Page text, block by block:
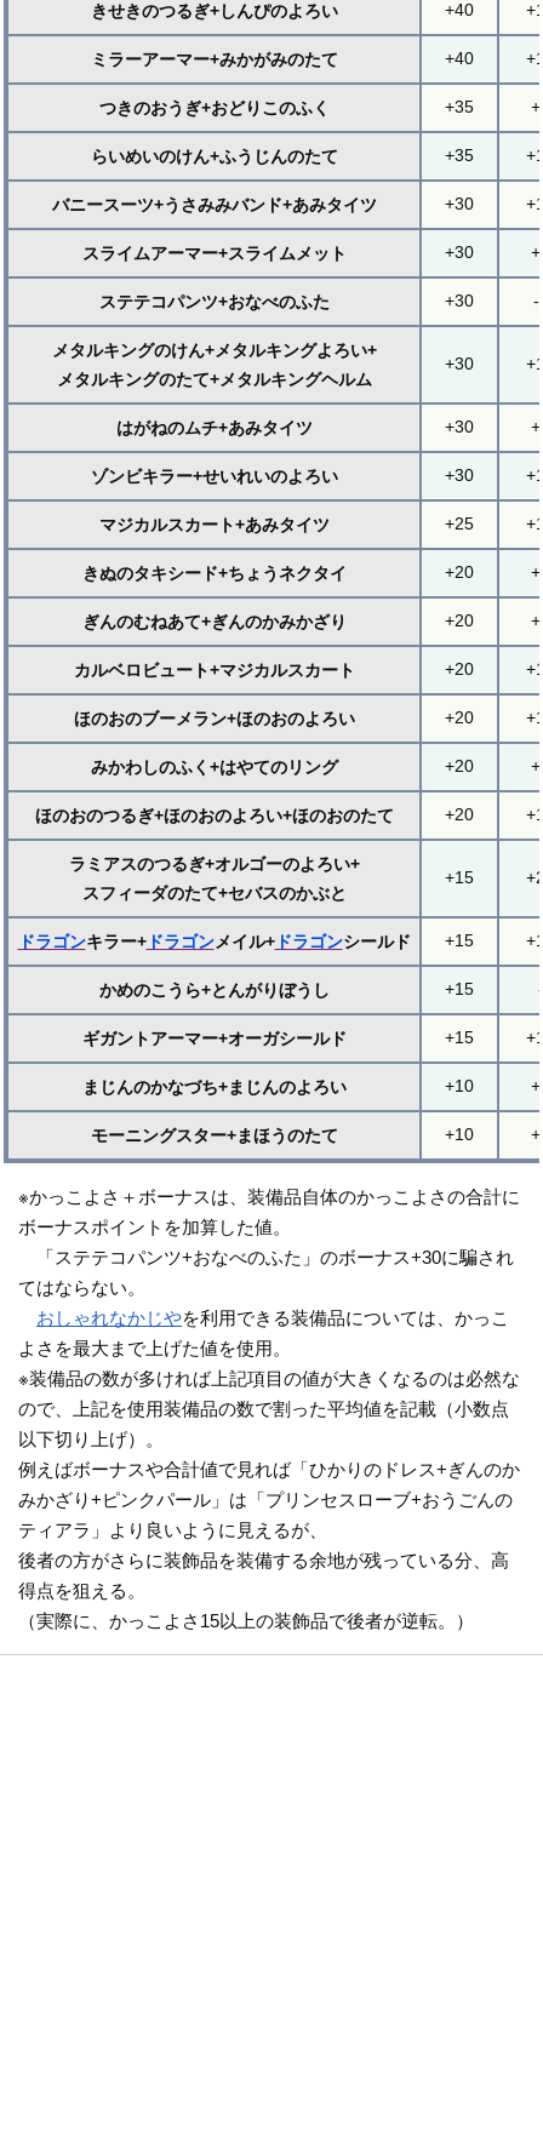
きせきのつるぎ+しんぴのよろい +40
ミラーアーマー+みかがみのたて +40
つきのおうぎ+おどりこのふく +35
らいめいのけん+ふうじんのたて +35
バニースーツ+うさみみバンド+あみタイツ +30
スライムアーマー+スライムメット +30
ステテコパンツ+おなべのふた +30 -
メタルキングのけん+メタルキングよろい+
メタルキングのたて+メタルキングヘルム
+30
はがねのムチ+あみタイツ +30
ゾンビキラー+せいれいのよろい +30
マジカルスカート+あみタイツ +25
きぬのタキシード+ちょうネクタイ +20
ぎんのむねあて+ぎんのかみかざり +20
カルベロビュート+マジカルスカート +20
ほのおのブーメラン+ほのおのよろい +20
みかわしのふく+はやてのリング +20
ほのおのつるぎ+ほのおのよろい+ほのおのたて +20
ラミアスのつるぎ+オルゴーのよろい+
スフィーダのたて+セバスのかぶと
+15
ドラゴンキラー+ドラゴンメイル+ドラゴンシールド +15
かめのこうら+とんがりぼうし +15
ギガントアーマー+オーガシールド +15
まじんのかなづち+まじんのよろい +10
モーニングスター+まほうのたて +10
※かっこよさ＋ボーナスは、装備品自体のかっこよさの合計に
ボーナスポイントを加算した値。
「ステテコパンツ+おなべのふた」のボーナス+30に騙され
てはならない。
おしゃれなかじやを利用できる装備品については、かっこ
よさを最大まで上げた値を使用。
※装備品の数が多ければ上記項目の値が大きくなるのは必然な
ので、上記を使用装備品の数で割った平均値を記載（小数点
以下切り上げ）。
例えばボーナスや合計値で見れば「ひかりのドレス+ぎんのか
みかざり+ピンクパール」は「プリンセスローブ+おうごんの
ティアラ」より良いように見えるが、
後者の方がさらに装飾品を装備する余地が残っている分、高
得点を狙える。
（実際に、かっこよさ15以上の装飾品で後者が逆転。）